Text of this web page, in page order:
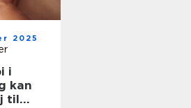
2025
i
kan
til